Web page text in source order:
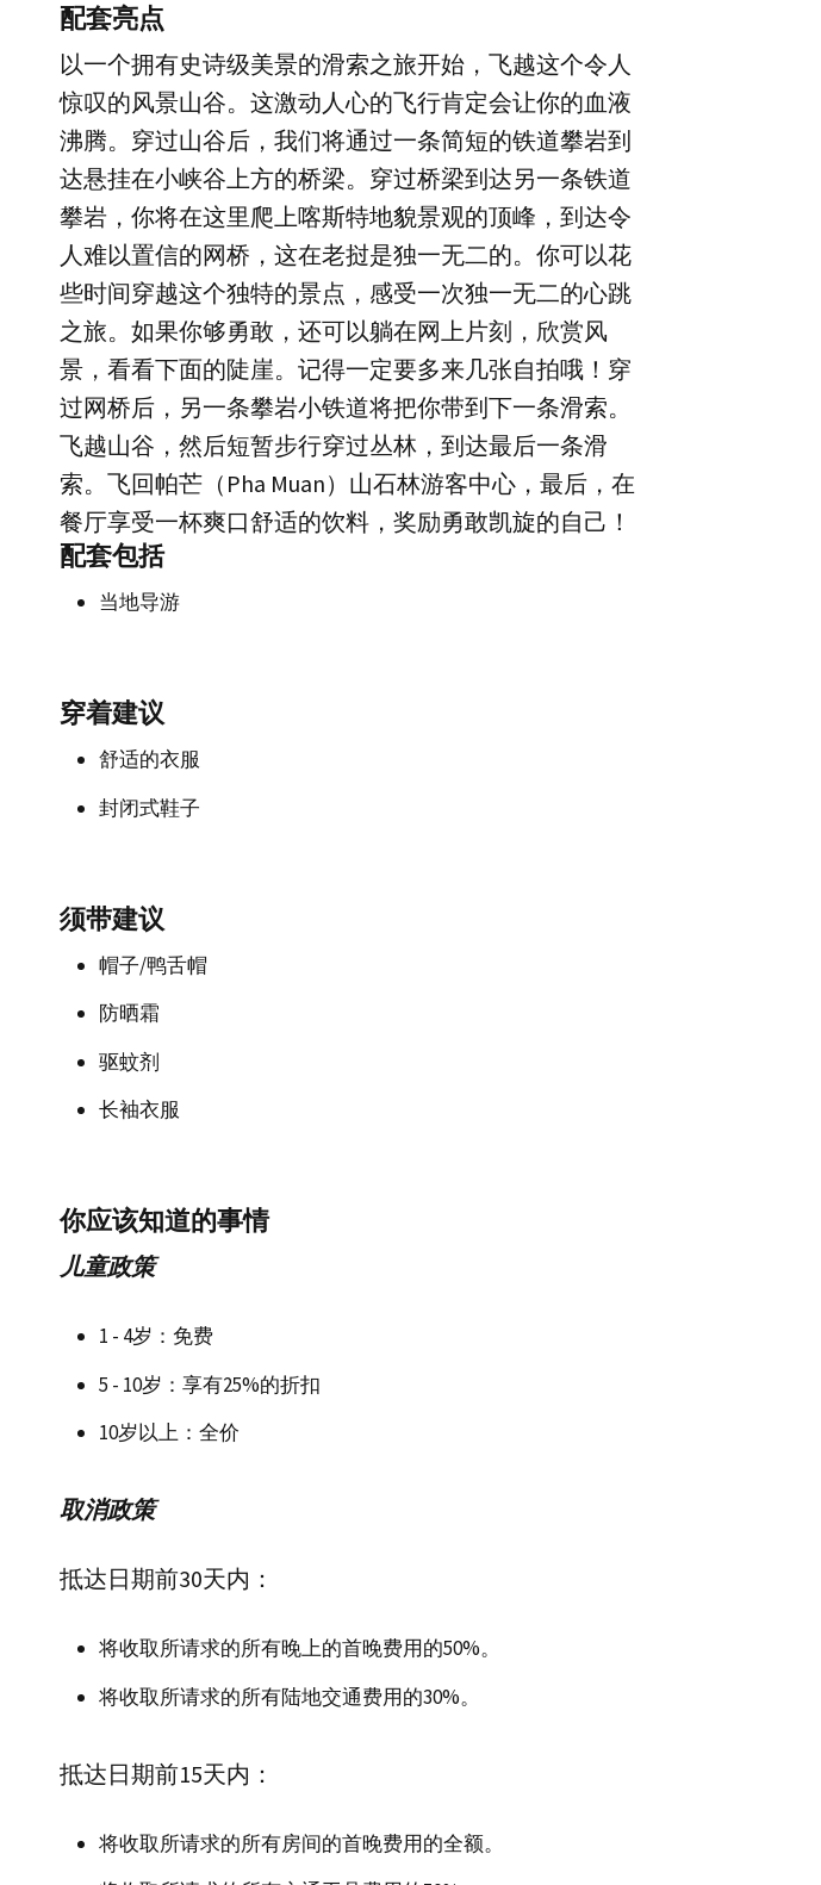
配套亮点
以一个拥有史诗级美景的滑索之旅开始，飞越这个令人
惊叹的风景山谷。这激动人心的飞行肯定会让你的血液
沸腾。穿过山谷后，我们将通过一条简短的铁道攀岩到
达悬挂在小峡谷上方的桥梁。穿过桥梁到达另一条铁道
攀岩，你将在这里爬上喀斯特地貌景观的顶峰，到达令
人难以置信的网桥，这在老挝是独一无二的。你可以花
些时间穿越这个独特的景点，感受一次独一无二的心跳
之旅。如果你够勇敢，还可以躺在网上片刻，欣赏风
景，看看下面的陡崖。记得一定要多来几张自拍哦！穿
过网桥后，另一条攀岩小铁道将把你带到下一条滑索。
飞越山谷，然后短暂步行穿过丛林，到达最后一条滑
索。飞回帕芒（Pha Muan）山石林游客中心，最后，在
餐厅享受一杯爽口舒适的饮料，奖励勇敢凯旋的自己！
配套包括
当地导游
穿着建议
舒适的衣服
封闭式鞋子
须带建议
帽子/鸭舌帽
防晒霜
驱蚊剂
长袖衣服
你应该知道的事情
儿童政策
1 - 4岁：免费
5 - 10岁：享有25%的折扣
10岁以上：全价
取消政策
抵达日期前30天内：
将收取所请求的所有晚上的首晚费用的50%。
将收取所请求的所有陆地交通费用的30%。
抵达日期前15天内：
将收取所请求的所有房间的首晚费用的全额。